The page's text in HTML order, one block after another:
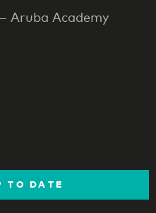
Aruba Academy
TO DATE